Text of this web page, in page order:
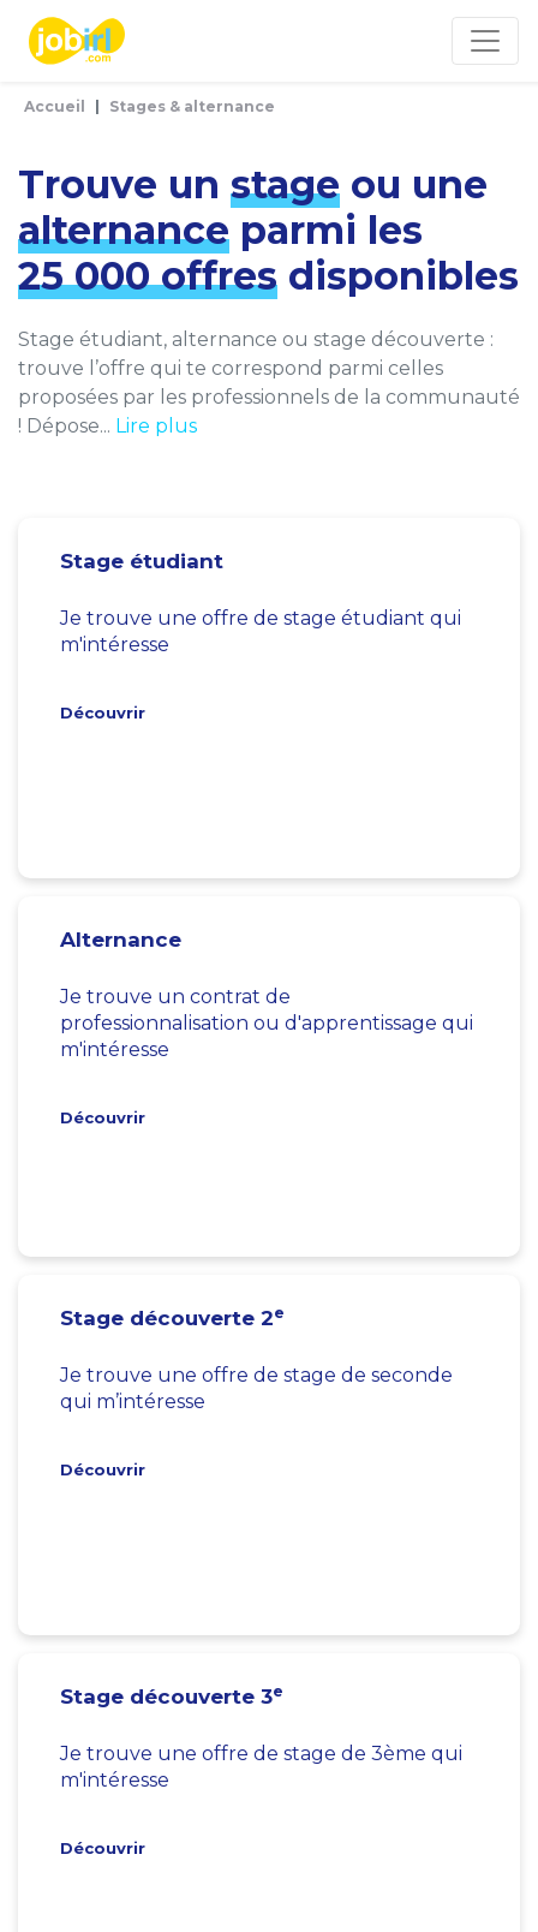
Accueil Stages & alternance
Trouve un stage ou une
alternance parmi les
25 000 offres disponibles
Stage étudiant, alternance ou stage découverte :
trouve l’offre qui te correspond parmi celles
proposées par les professionnels de la communauté
! Dépose... Lire plus
Stage étudiant
Je trouve une offre de stage étudiant qui
m'intéresse
Découvrir
Alternance
Je trouve un contrat de
professionnalisation ou d'apprentissage qui
m'intéresse
Découvrir
Stage découverte 2e
Je trouve une offre de stage de seconde
qui m’intéresse
Découvrir
Stage découverte 3e
Je trouve une offre de stage de 3ème qui
m'intéresse
Découvrir
Panneau de gestion des cookies